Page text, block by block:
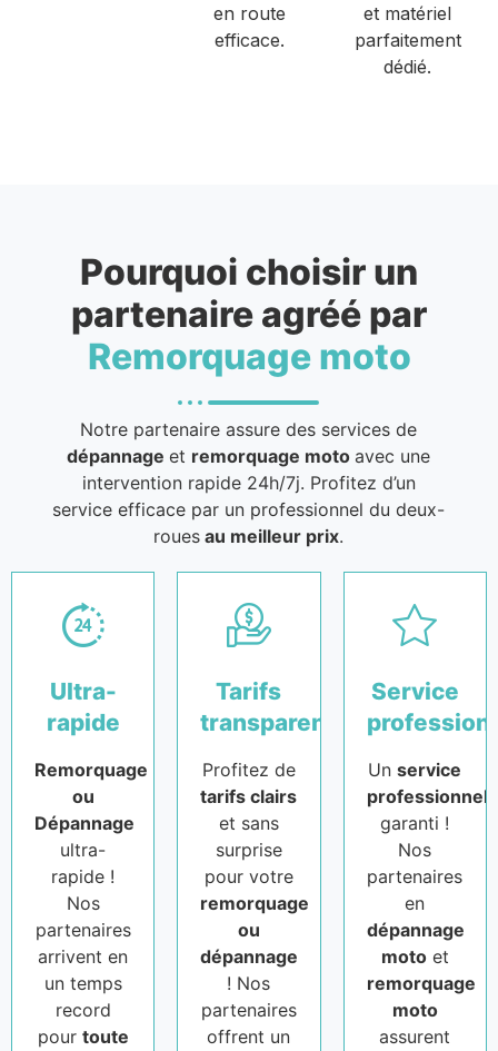
en route
efficace.
et matériel
parfaitement
dédié.
Pourquoi choisir un
partenaire agréé par
Remorquage moto
Notre partenaire assure des services de
dépannageet remorquage motoavec une
intervention rapide 24h/7j. Profitez d’un
service efficace par un professionnel du deux-
roues au meilleur prix.
Ultra-
rapide
Remorquage
ou
Dépannage
ultra-
rapide !
Nos
partenaires
arrivent en
un temps
record
pour toute
Tarifs
transparents
Profitez de
tarifs clairs
et sans
surprise
pour votre
remorquage
ou
dépannage
! Nos
partenaires
offrent un
Service
Unservice
professionnel
garanti !
Nos
partenaires
en
dépannage
motoet
remorquage
moto
assurent